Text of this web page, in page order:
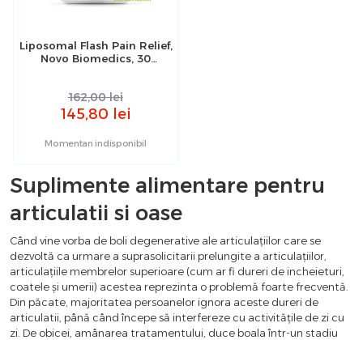
Liposomal Flash Pain Relief,
Novo Biomedics, 30
162,00 lei
145,80 lei
Momentan indisponibil
Suplimente alimentare pentru
articulatii si oase
Când vine vorba de boli degenerative ale articulațiilor care se
dezvoltă ca urmare a suprasolicitarii prelungite a articulațiilor,
articulațiile membrelor superioare (cum ar fi dureri de incheieturi,
coatele și umerii) acestea reprezinta o problemă foarte frecventă.
Din păcate, majoritatea persoanelor ignora aceste dureri de
articulatii, până când începe să interfereze cu activitățile de zi cu
zi. De obicei, amânarea tratamentului, duce boala într-un stadiu